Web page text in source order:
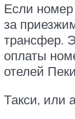
Если номер
за
трансфер.
оплаты
отелей
Такси, или